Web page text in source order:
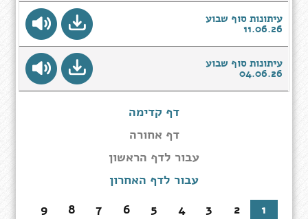
עיתונות סוף שבוע
11.06.26
עיתונות סוף שבוע
04.06.26
דף קדימה
דף אחורה
עבור
הראשון
עבור לדף הראשון
עבור לדף האחרון
1
2
3
4
5
6
7
8
9